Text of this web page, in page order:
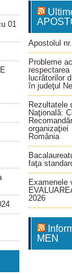
01
Apostolul
Probleme
respectarea
lucrătorilor
în judeţul
Rezultatele
Naţională:
organizaţiei
România
faţa
Examenele
2026
MEN